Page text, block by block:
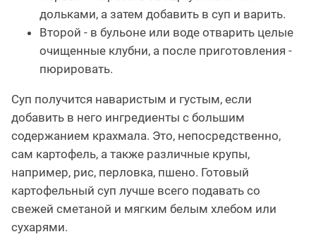
дольками, а затем добавить в суп и варить.
Второй - в бульоне или воде отварить целые
очищенные клубни, а после приготовления -
пюрировать.
Суп получится наваристым и густым, если
добавить в него ингредиенты с большим
содержанием крахмала. Это, непосредственно,
сам картофель, а также различные крупы,
например, рис, перловка, пшено. Готовый
картофельный суп лучше всего подавать со
свежей сметаной и мягким белым хлебом или
сухарями.